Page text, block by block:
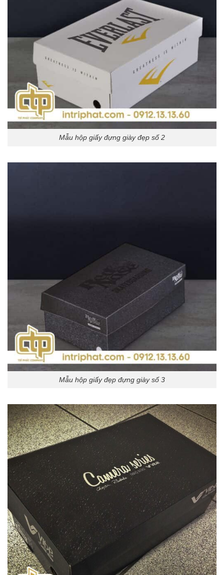
Mẫu hộp giấy đựng giày đẹp số 2
Mẫu hộp giấy đẹp đựng giày số 3